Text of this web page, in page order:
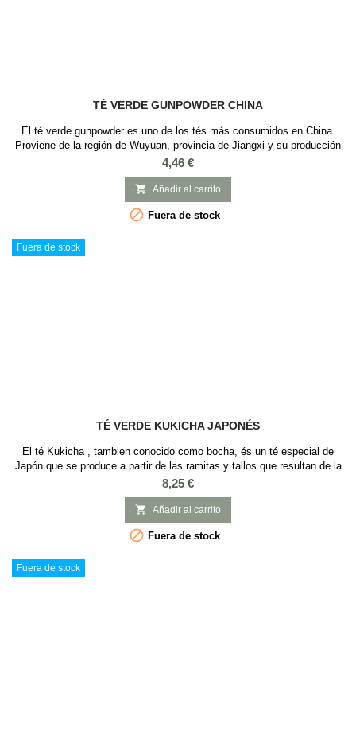
TÉ VERDE GUNPOWDER CHINA
El té verde gunpowder es uno de los tés más consumidos en China.
Proviene de la región de Wuyuan, provincia de Jiangxi y su producción
se remonta hasta la dinastia Tang (618-907) Su nombre "gunpowder"
proviene de la similitud entre la forma de las hojas y los granos de
pólvora que se usaban hace siglos. las hojas son enrolladas en esta
forma para mantener...
Precio
4,46 €
 Añadir al carrito
 Fuera de stock
Fuera de stock
TÉ VERDE KUKICHA JAPONÉS
El té Kukicha , tambien conocido como bocha, és un té especial de
Japón que se produce a partir de las ramitas y tallos que resultan de la
producción del té Sencha y mezcladas con hojas de té verde sencha.
Nuestro té verde Kukicha tiene un aroma intenso y floral con un sabor
ligeramente dulce.
Precio
8,25 €
 Añadir al carrito
 Fuera de stock
Fuera de stock